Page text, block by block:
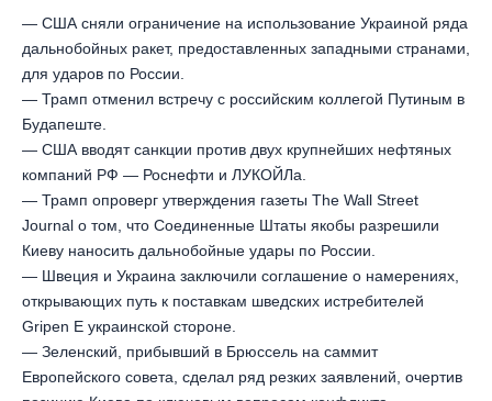
— США сняли ограничение на использование Украиной ряда
дальнобойных ракет, предоставленных западными странами,
для ударов по России.
— Трамп отменил встречу с российским коллегой Путиным в
Будапеште.
— США вводят санкции против двух крупнейших нефтяных
компаний РФ — Роснефти и ЛУКОЙЛа.
— Трамп опроверг утверждения газеты The Wall Street
Journal о том, что Соединенные Штаты якобы разрешили
Киеву наносить дальнобойные удары по России.
— Швеция и Украина заключили соглашение о намерениях,
открывающих путь к поставкам шведских истребителей
Gripen E украинской стороне.
— Зеленский, прибывший в Брюссель на саммит
Европейского совета, сделал ряд резких заявлений, очертив